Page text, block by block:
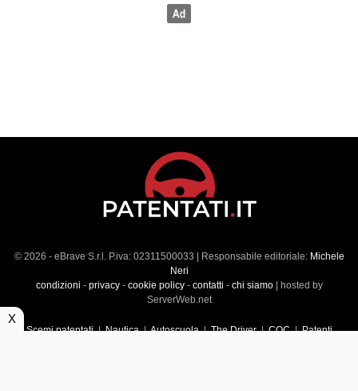
© 2026 - eBrave S.r.l. P.iva: 02311500033 | Responsabile editoriale: Michele
Neri
condizioni - privacy- cookie policy- contatti - chi siamo| hosted by
ServerWeb.net
Scemi patentati|Nautica|Autoscuola|The Driver|CQC|Patenti
X